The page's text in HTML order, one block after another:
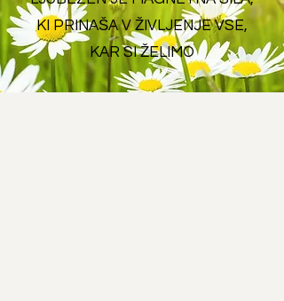
KI PRINAŠA V ŽIVLJENJE VSE,
KAR SI ŽELIMO